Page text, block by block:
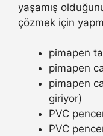
yaşamış
çözmek için
pimapen
pimapen
pimapen
giriyor)
PVC
PVC